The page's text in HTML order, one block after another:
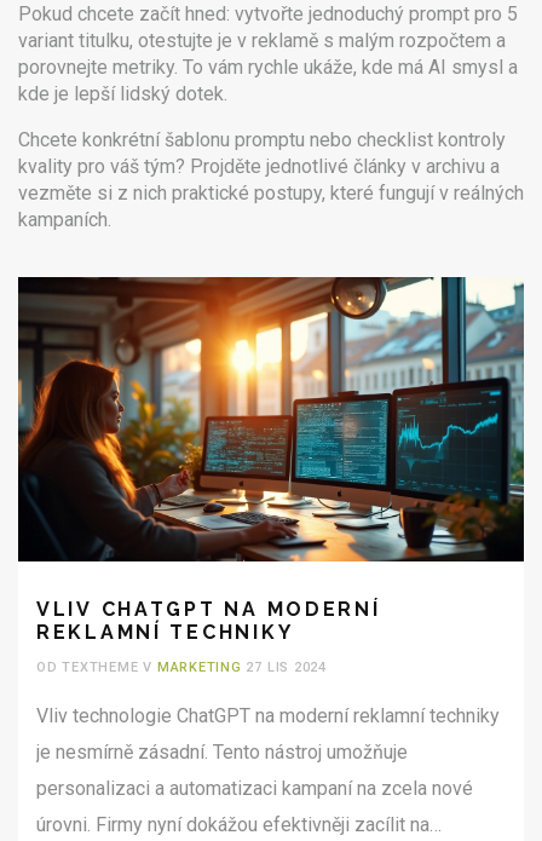
Pokud chcete začít hned: vytvořte jednoduchý prompt pro 5
variant titulku, otestujte je v reklamě s malým rozpočtem a
porovnejte metriky. To vám rychle ukáže, kde má AI smysl a
kde je lepší lidský dotek.
Chcete konkrétní šablonu promptu nebo checklist kontroly
kvality pro váš tým? Projděte jednotlivé články v archivu a
vezměte si z nich praktické postupy, které fungují v reálných
kampaních.
VLIV CHATGPT NA MODERNÍ
REKLAMNÍ TECHNIKY
OD TEXTHEME V MARKETING 27 LIS 2024
Vliv technologie ChatGPT na moderní reklamní techniky
je nesmírně zásadní. Tento nástroj umožňuje
personalizaci a automatizaci kampaní na zcela nové
úrovni. Firmy nyní dokážou efektivněji zacílit na